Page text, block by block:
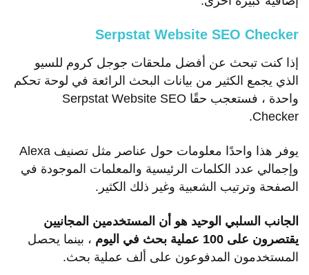
Serpstat Website SEO Checker
إذا كنت تبحث عن أفضل ملحقات جوجل كروم للسيو
الذي يجمع الكثير من بيانات البحث الرائعة في لوحة تحكم
واحدة ، فستعجب حقًا Serpstat Website SEO
Checker.
يوفر هذا واحدًا معلومات حول عناصر مثل تصنيف Alexa
وإجمالي عدد الكلمات الرئيسية والمعلمات الموجودة في
الصفحة وترتيب الشعبية وغير ذلك الكثير.
الجانب السلبي الوحيد هو أن المستخدمين المجانيين
يقتصرون على 100 عملية بحث في اليوم
، بينما يحصل
المستخدمون المدفوعون على ألف عملية بحث.